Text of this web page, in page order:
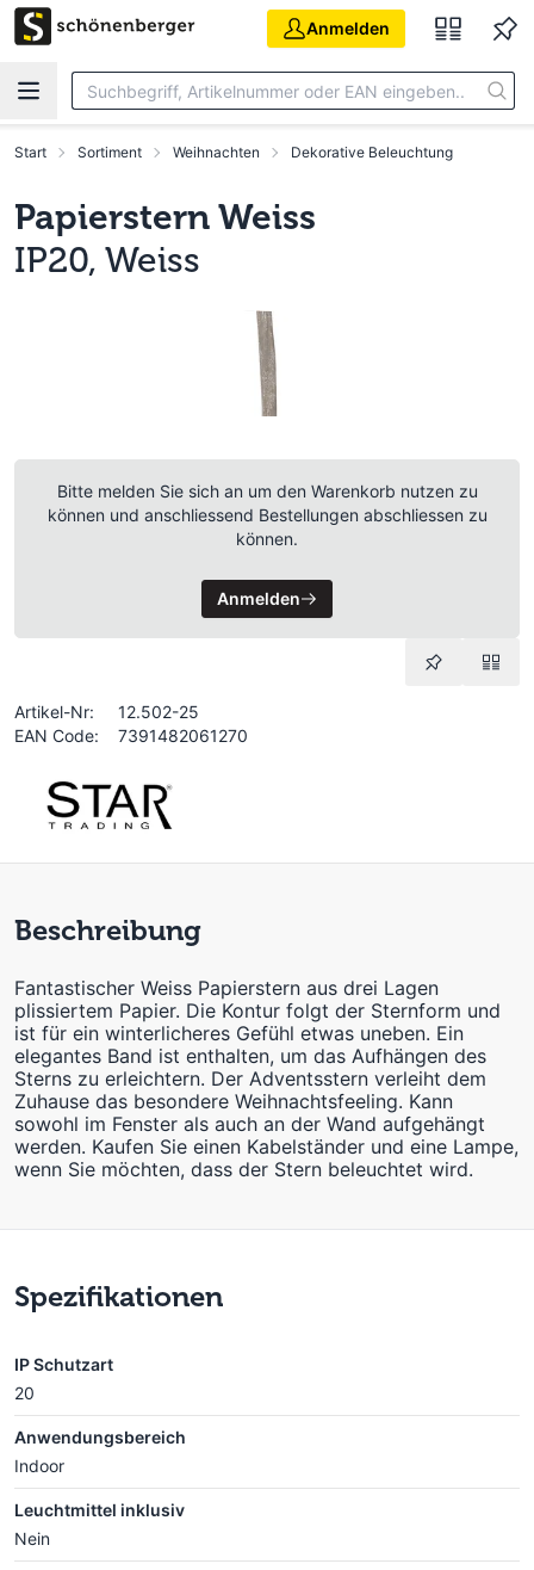
Zum Hauptinhalt springen
Anmelden
Start Sortiment Weihnachten Dekorative Beleuchtung
Papierstern Weiss
IP20, Weiss
Bitte melden Sie sich an um den Warenkorb nutzen zu
können und anschliessend Bestellungen abschliessen zu
können.
Anmelden
Artikel-Nr:
12.502-25
EAN Code:
7391482061270
Beschreibung
Fantastischer Weiss Papierstern aus drei Lagen
plissiertem Papier. Die Kontur folgt der Sternform und
ist für ein winterlicheres Gefühl etwas uneben. Ein
elegantes Band ist enthalten, um das Aufhängen des
Sterns zu erleichtern. Der Adventsstern verleiht dem
Zuhause das besondere Weihnachtsfeeling. Kann
sowohl im Fenster als auch an der Wand aufgehängt
werden. Kaufen Sie einen Kabelständer und eine Lampe,
wenn Sie möchten, dass der Stern beleuchtet wird.
Spezifikationen
IP Schutzart
20
Anwendungsbereich
Indoor
Leuchtmittel inklusiv
Nein